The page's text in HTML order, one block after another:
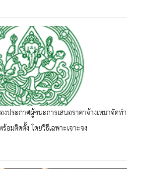
ประกาศผู้ชนะการเสนอราคาจ้างเหมาจัดทำ
อมติดตั้ง โดยวิธีเฉพาะเจาะจง